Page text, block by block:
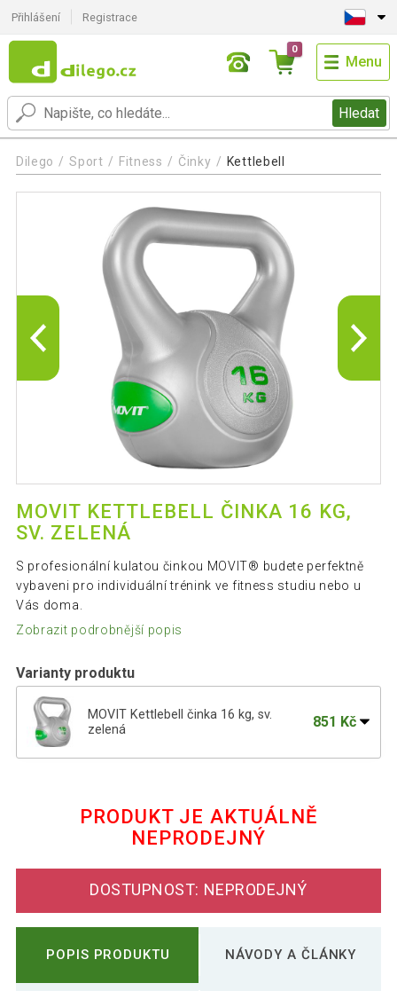
Přihlášení Registrace
Hledat
0
Menu
Dilego Sport Fitness Činky Kettlebell
MOVIT KETTLEBELL ČINKA 16 KG,
SV. ZELENÁ
S profesionální kulatou činkou MOVIT® budete perfektně
vybaveni pro individuální trénink ve fitness studiu nebo u
Vás doma.
Zobrazit podrobnější popis
Varianty produktu
MOVIT Kettlebell činka 16 kg, sv.
zelená
851 Kč
MOVIT Kettlebell činka 12 kg, tm.
PRODUKT JE AKTUÁLNĚ
NEPRODEJNÝ
DOSTUPNOST: NEPRODEJNÝ
POPIS PRODUKTU NÁVODY A ČLÁNKY